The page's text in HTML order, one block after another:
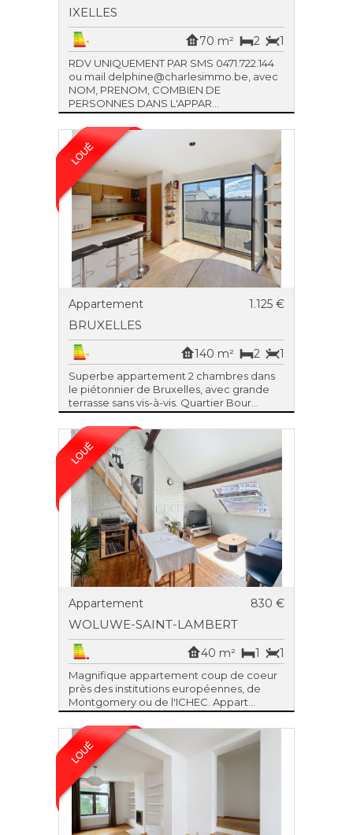
IXELLES
1
2
70 m²
RDV UNIQUEMENT PAR SMS 0471.722.144
ou mail delphine@charlesimmo.be, avec
NOM, PRENOM, COMBIEN DE
PERSONNES DANS L'APPAR...
Appartement 1.125 €
BRUXELLES
1
2
140 m²
Superbe appartement 2 chambres dans
le piétonnier de Bruxelles, avec grande
terrasse sans vis-à-vis. Quartier Bour...
Appartement 830 €
WOLUWE-SAINT-LAMBERT
1
1
40 m²
Magnifique appartement coup de coeur
près des institutions européennes, de
Montgomery ou de l'ICHEC. Appart...